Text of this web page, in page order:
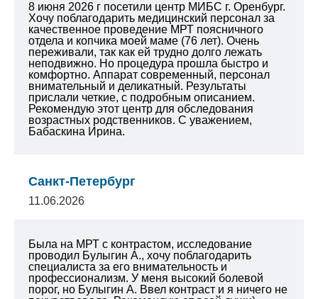
8 июня 2026 г посетили центр МИБС г. Оренбург.
Хочу поблагодарить медицинский персонал за
качественное проведение МРТ поясничного
отдела и копчика моей маме (76 лет). Очень
переживали, так как ей трудно долго лежать
неподвижно. Но процедура прошла быстро и
комфортно. Аппарат современный, персонал
внимательный и деликатный. Результаты
прислали четкие, с подробным описанием.
Рекомендую этот центр для обследования
возрастных родственников. С уважением,
Бабаскина Ирина.
Санкт-Петербург
11.06.2026
Была на МРТ с контрастом, исследование
проводил Булыгин А., хочу поблагодарить
специалиста за его внимательность и
профессионализм. У меня высокий болевой
порог, но Булыгин А. Ввел контраст и я ничего не